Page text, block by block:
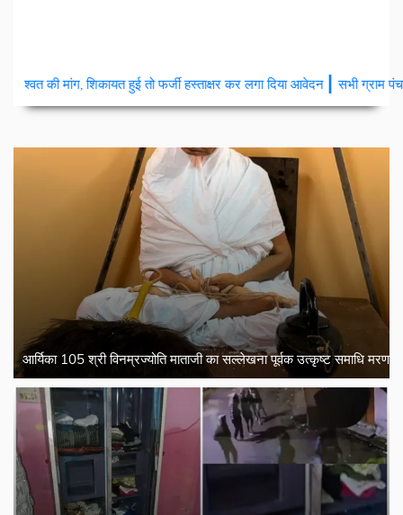
तो फर्जी हस्ताक्षर कर लगा दिया आवेदन|सभी ग्राम पंचायत मे हुए ट्रांसफर तो
आर्यिका 105 श्री विनम्रज्योति माताजी का सल्लेखना पूर्वक उत्कृष्ट समाधि मरण